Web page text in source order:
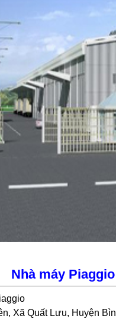
Nhà máy
Xã Quất Lưu, Huyện